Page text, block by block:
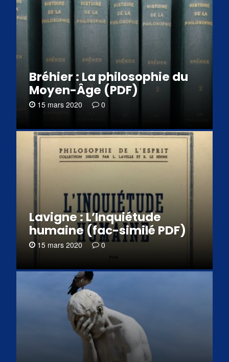
Bréhier : La philosophie du
Moyen-Âge (PDF)
15 mars 2020 0
Lavigne : L’Inquiétude
humaine (fac-similé PDF)
15 mars 2020 0